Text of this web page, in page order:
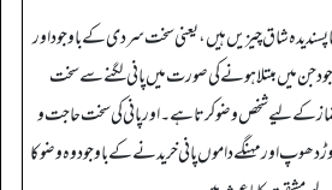
پسندیدہ شاق چیزیں ہیں، یعنی سخت سردی کے باوجود اور
جن میں مبتلا ہونے کی صورت میں پانی لگنے سے سخت
کے لیے شخص وضو کرتا ہے۔ اور پانی کی سخت حاجت و
اور مہنگے داموں پانی خریدنے کے باوجود وہ وضو کا